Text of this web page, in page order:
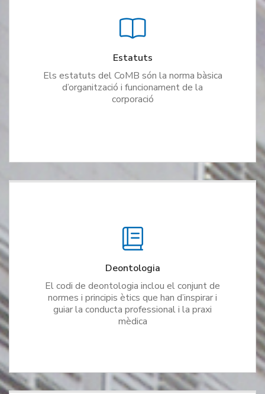
Estatuts
Els estatuts del CoMB són la norma bàsica
d’organització i funcionament de la
corporació
Deontologia
El codi de deontologia inclou el conjunt de
normes i principis ètics que han d’inspirar i
guiar la conducta professional i la praxi
mèdica